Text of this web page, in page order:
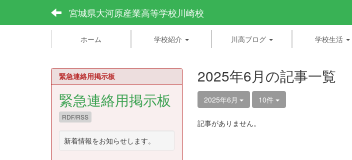
宮城県大河原産業高等学校川崎校
ホーム 学校紹介 川高ブログ 学校生活
2025年6月の記事一覧
2025年6月 10件
記事がありません。
緊急連絡用掲示板
緊急連絡用掲示板
RDF/RSS
新着情報をお知らせします。